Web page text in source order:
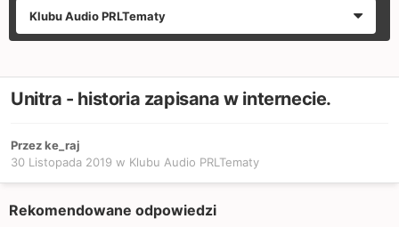
Klubu Audio PRLTematy
Unitra - historia zapisana w internecie.
Przez ke_raj
30 Listopada 2019 w Klubu Audio PRLTematy
Rekomendowane odpowiedzi